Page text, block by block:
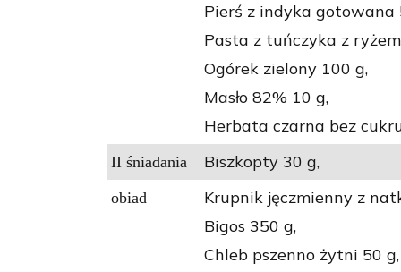
Pierś z indyka gotowana
Pasta z tuńczyka z
Ogórek zielony 100 g,
Masło 82% 10 g,
Herbata czarna bez
II śniadania Biszkopty 30 g,
obiad
Krupnik jęczmienny z
Bigos 350 g,
Chleb pszenno żytni 50 g,